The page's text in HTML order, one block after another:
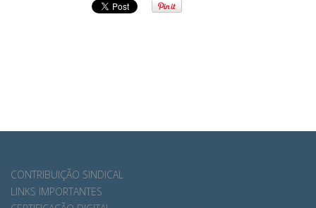
CONTRIBUIÇÃO SINDICAL
LINKS IMPORTANTES